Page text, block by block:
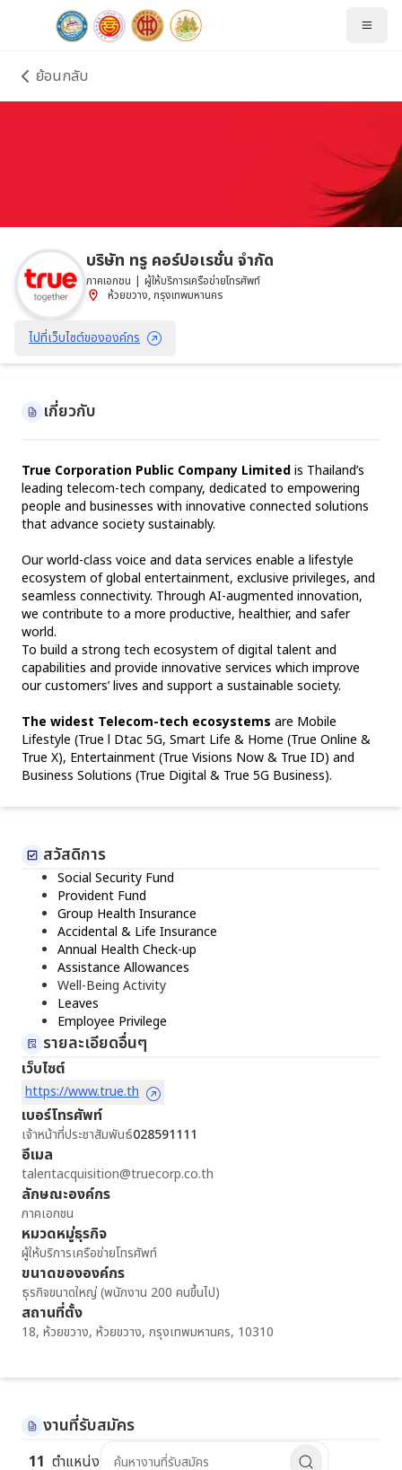
ย้อนกลับ
บริษัท ทรู คอร์ปอเรชั่น จำกัด
ภาคเอกชน | ผู้ให้บริการเครือข่ายโทรศัพท์
ห้วยขวาง, กรุงเทพมหานคร
ไปที่เว็บไซต์ขององค์กร
เกี่ยวกับ
True Corporation Public Company Limited is Thailand’s
leading telecom-tech company, dedicated to empowering
people and businesses with innovative connected solutions
that advance society sustainably.
Our world-class voice and data services enable a lifestyle
ecosystem of global entertainment, exclusive privileges, and
seamless connectivity. Through AI-augmented innovation,
we contribute to a more productive, healthier, and safer
world.
To build a strong tech ecosystem of digital talent and
capabilities and provide innovative services which improve
our customers’ lives and support a sustainable society.
The widest Telecom-tech ecosystems are Mobile
Lifestyle (True l Dtac 5G, Smart Life & Home (True Online &
True X), Entertainment (True Visions Now & True ID) and
Business Solutions (True Digital & True 5G Business).
สวัสดิการ
Social Security Fund
Provident Fund
Group Health Insurance
Accidental & Life Insurance
Annual Health Check-up
Assistance Allowances
Well-Being Activity
Leaves
Employee Privilege
รายละเอียดอื่นๆ
เว็บไซต์
https://www.true.th
เบอร์โทรศัพท์
เจ้าหน้าที่ประชาสัมพันธ์028591111
อีเมล
talentacquisition@truecorp.co.th
ลักษณะองค์กร
ภาคเอกชน
หมวดหมู่ธุรกิจ
ผู้ให้บริการเครือข่ายโทรศัพท์
ขนาดขององค์กร
ธุรกิจขนาดใหญ่ (พนักงาน 200 คนขึ้นไป)
สถานที่ตั้ง
18, ห้วยขวาง, ห้วยขวาง, กรุงเทพมหานคร, 10310
งานที่รับสมัคร
11 ตำแหน่ง